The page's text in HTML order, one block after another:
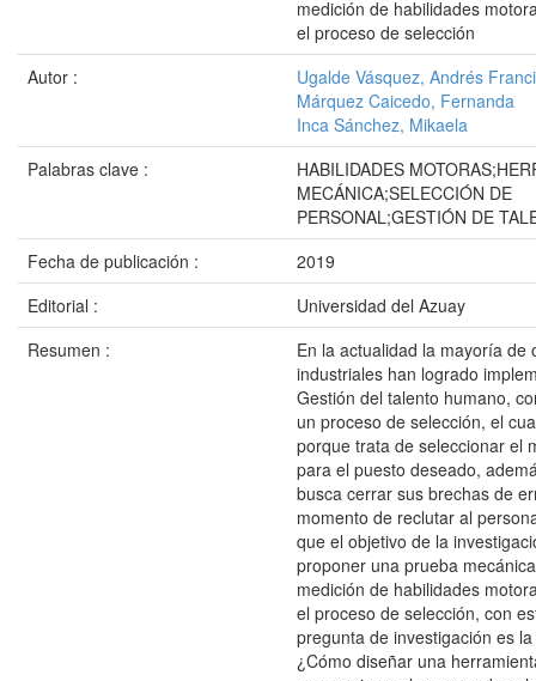
medición de habilidades
el proceso de selección
Autor :
Ugalde Vásquez, Andrés
Márquez Caicedo, Fernanda
Inca Sánchez, Mikaela
Palabras clave :
HABILIDADES
MECÁNICA;SELECCIÓN DE
PERSONAL;GESTIÓN DE
Fecha de publicación :
2019
Editorial :
Universidad del Azuay
Resumen :
En la actualidad la mayoría de
industriales han logrado
Gestión del talento humano,
un proceso de selección, el
porque trata de seleccionar el
para el puesto deseado,
busca cerrar sus brechas de
momento de reclutar al
que el objetivo de la
proponer una prueba
medición de habilidades
el proceso de selección, con
pregunta de investigación es
¿Cómo diseñar una